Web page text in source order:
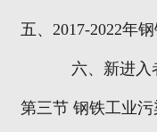
五、 2017-2022年
六、新进入
第三节 钢铁工业